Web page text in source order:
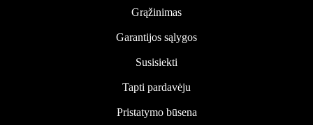
Grąžinimas
Garantijos sąlygos
Susisiekti
Tapti pardavėju
Pristatymo būsena